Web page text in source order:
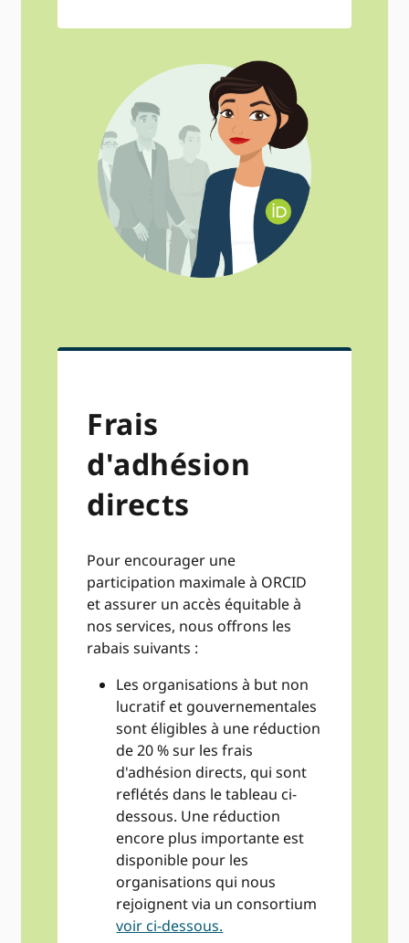
Frais
d'adhésion
directs
Pour encourager une
participation maximale à ORCID
et assurer un accès équitable à
nos services, nous offrons les
rabais suivants :
Les organisations à but non
lucratif et gouvernementales
sont éligibles à une réduction
de 20 % sur les frais
d'adhésion directs, qui sont
reflétés dans le tableau ci-
dessous. Une réduction
encore plus importante est
disponible pour les
organisations qui nous
rejoignent via un consortium
voir ci-dessous.